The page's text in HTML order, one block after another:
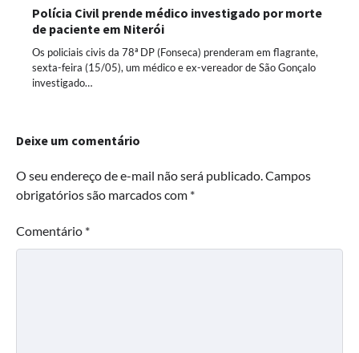
Polícia Civil prende médico investigado por morte
de paciente em Niterói
Os policiais civis da 78ª DP (Fonseca) prenderam em flagrante,
sexta-feira (15/05), um médico e ex-vereador de São Gonçalo
investigado…
Deixe um comentário
O seu endereço de e-mail não será publicado. Campos
obrigatórios são marcados com *
Comentário *